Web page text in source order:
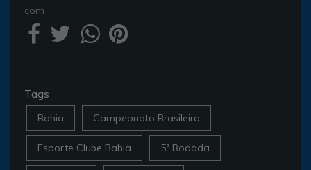
com
Tags
Bahia Campeonato Brasileiro
Esporte Clube Bahia 5ª Rodada